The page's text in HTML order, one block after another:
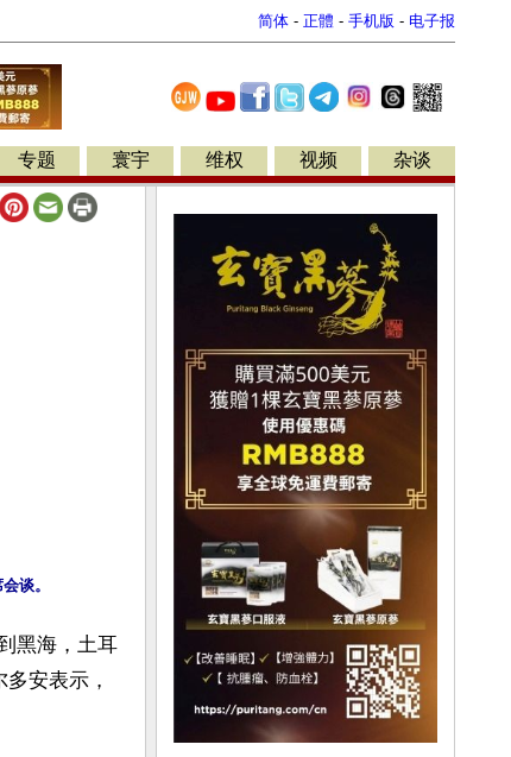
简体 - 正體 - 手机版 - 电子报
专题 寰宇 维权 视频 杂谈
黑海，土耳
安表示，